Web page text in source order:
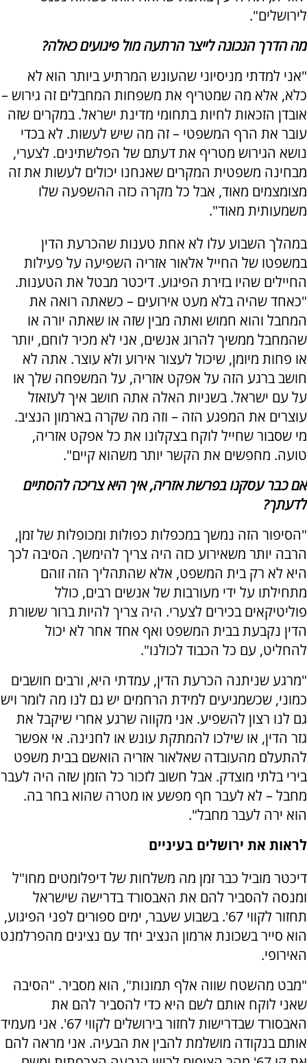
לירושלים".
מה הדרך הנכונה לייצר הרתעה מול פיגועים כאלה?
"אני למדתי מניסיוני שהעונש המרתיע ביותר הוא לא
כלא, אלא מה שמטריף את משפחות המחבלים זה גירוש –
אובדן הזכאות לחיות בתחומי מדינת ישראל. במקרים שזה
עובר את הרף המשפטי – זה מה שיש לעשות. לא בכדי
נושא הגירוש מטריף את דעתם של הפלשתינים. לצערי,
מבחינה משפטית המקרים שאנחנו יכולים לעשות את זה
מצומצמים מאוד, אבל כל מקרה כזה ההשפעה שלו
משמעותית מאוד".
במהלך השבוע עלו לא אחת טענות שהכרעת הדין
במשפטו של החייל אלאור אזריה השפיעה על פעילות
החיילים שהיו בזירת הפיגוע. דיכטר מבטל את הטענות.
"כאחד שהיה בלא מעט אירועים – כשאתה רואה את
המחבל והוא חמוש ואתה מבין שזה או שאתה יורה או
שהמחבל ממשיך להרוג אנשים, אני לא מכיר לוחם, יותר
או פחות מיומן, שיכול לעצור אירוע ולא עוצר. אתה לא
חושב ברגע הזה על אפקט אזריה, על המשפחה שלך או
על עם ישראל. בשניות האלה אתה חושב איך לעזאזל
עוצרים את המפגע הזה – וזה מה שקרה בארמון הנציב.
מי שסבור שחייל לוקח בצקלונו את כל אפקט אזריה,
טועה. מחפשים את הקשר יותר משהוא קיים".
אם כבר עסקנו בפרשת אזריה, איך היא צריכה להסתיים
לדעתך?
"הסיפור הזה נמשך במכפלות כפולות ומכופלות של זמן,
הרבה יותר משאירוע כזה היה צריך להימשך. הסיבה לכך
היא לא רק בית המשפט, אלא שהתהליך הזה זוהם
מתחילתו על ידי מעורבות של אנשים רבים, כולל
פוליטיקאים בכירים לצערי. היה צריך להיות ברור ששורת
הדין נקבעת בבית המשפט ואף אחד אחר לא יכול
להחליט, עם כל הכבוד לכולנו".
"מרגע שניתנה הכרעת הדין, עמדתי היא, ורבים חושבים
כמוני, שכשמגיעים למידת הרחמים יש גם לנו מה לומר ויש
גם לנו רצון להשפיע. אני מקווה שרגע אחרי שיקבל את
גזר הדין, או שילכו להמתקת עונש או לחנינה. אי אפשר
להתעלם מהעובדה שאלאור אזריה הואשם בבית משפט
בירי בלתי מוצדק. אבל חשוב לזכור כל הזמן שזה היה לעבר
מחבל – לא לעבר חף מפשע או מטרה שהוא בחר בה.
הוא ירה לעבר מחבל".
לראות את ירושלים בעיניים
דיכטר מוביל כבר זמן מה משלחות של דיפלומטים מחו"ל
ומנסה להסביר להם את האבסורד בדרישה שישראל
תחזור לקווי 67'. בשבוע שעבר, ימים ספורים לפני הפיגוע,
הוא סייר בשכונת ארמון הנציב יחד עם נציגים מהפרלמנט
האירופי.
"מבט מהשטח שווה אלף תמונות", הוא מסביר. "הסיבה
שאני לוקח אותם לשם היא כדי להסביר להם את
האבסורד שבדרישות לחזור בירושלים לקווי 67'. אני מעמיד
אותם בנקודה מושלמת להבין את הבעיה. אני מראה להם